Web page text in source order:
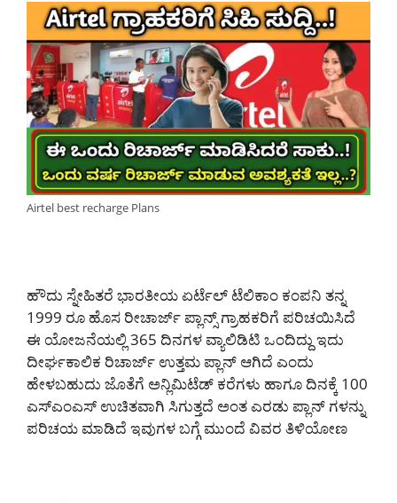
Airtel best recharge Plans
ಹೌದು ಸ್ನೇಹಿತರೆ ಭಾರತೀಯ ಏರ್ಟೆಲ್ ಟೆಲಿಕಾಂ ಕಂಪನಿ ತನ್ನ
1999 ರೂ ಹೊಸ ರೀಚಾರ್ಜ್ ಪ್ಲಾನ್ಸ್ ಗ್ರಾಹಕರಿಗೆ ಪರಿಚಯಿಸಿದೆ
ಈ ಯೋಜನೆಯಲ್ಲಿ 365 ದಿನಗಳ ವ್ಯಾಲಿಡಿಟಿ ಒಂದಿದ್ದು ಇದು
ದೀರ್ಘಕಾಲಿಕ ರಿಚಾರ್ಜ್ ಉತ್ತಮ ಪ್ಲಾನ್ ಆಗಿದೆ ಎಂದು
ಹೇಳಬಹುದು ಜೊತೆಗೆ ಅನ್ಲಿಮಿಟೆಡ್ ಕರೆಗಳು ಹಾಗೂ ದಿನಕ್ಕೆ 100
ಎಸ್ಎಂಎಸ್ ಉಚಿತವಾಗಿ ಸಿಗುತ್ತದೆ ಅಂತ ಎರಡು ಪ್ಲಾನ್ ಗಳನ್ನು
ಪರಿಚಯ ಮಾಡಿದೆ ಇವುಗಳ ಬಗ್ಗೆ ಮುಂದೆ ವಿವರ ತಿಳಿಯೋಣ